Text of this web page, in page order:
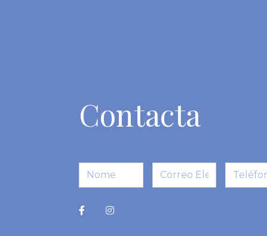
Contacta